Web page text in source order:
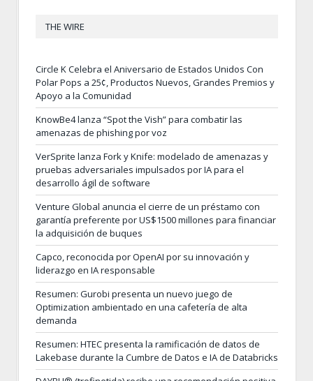
THE WIRE
Circle K Celebra el Aniversario de Estados Unidos Con
Polar Pops a 25¢, Productos Nuevos, Grandes Premios y
Apoyo a la Comunidad
KnowBe4 lanza “Spot the Vish” para combatir las
amenazas de phishing por voz
VerSprite lanza Fork y Knife: modelado de amenazas y
pruebas adversariales impulsados por IA para el
desarrollo ágil de software
Venture Global anuncia el cierre de un préstamo con
garantía preferente por US$1500 millones para financiar
la adquisición de buques
Capco, reconocida por OpenAI por su innovación y
liderazgo en IA responsable
Resumen: Gurobi presenta un nuevo juego de
Optimization ambientado en una cafetería de alta
demanda
Resumen: HTEC presenta la ramificación de datos de
Lakebase durante la Cumbre de Datos e IA de Databricks